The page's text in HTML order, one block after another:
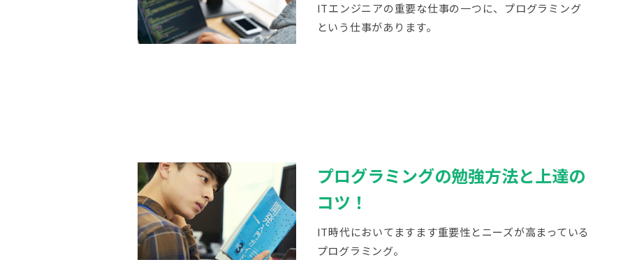
ITエンジニアの重要な仕事の一つに、プログラミング
という仕事があります。
プログラミングの勉強方法と上達の
コツ！
IT時代においてますます重要性とニーズが高まっている
プログラミング。